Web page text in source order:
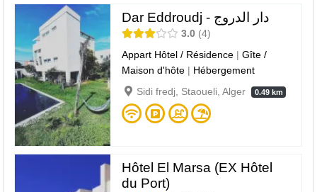
Dar Eddroudj - دار الدروج
3.0 4
Appart Hôtel / Résidence |Gîte /
Maison d'hôte | Hébergement
Sidi fredj, Staoueli, Alger
0.49 km
Hôtel El Marsa (EX Hôtel
du Port)